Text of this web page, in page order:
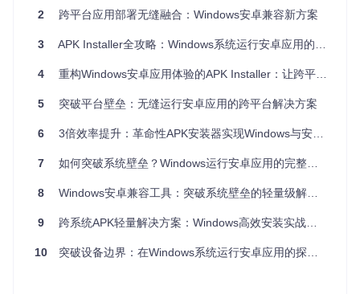
置）
架构）
传统方案中，安卓模拟器是最常用的选择，但它本质上是在Wi
ndows系统中运行一个完整的安卓操作系统，这就导致了大量
的资源消耗。即便是配置较高的电脑，运行模拟器时也常常出
现卡顿现象。而云手机服务则受限于网络状况，延迟问题难以
ndows系统中"模拟"一个完整的安卓环境。这种方式不仅资源
了完全不同的技术路径，通过直接解析APK文件结构，将安卓
模拟系统的开销。
构建轻量级安卓运行环境
2 跨平台应用部署无缝融合：Windows安卓兼容新方案
3 APK Installer全攻略：Windows系统运行安卓应用的革新方案
4 重构Windows安卓应用体验的APK Installer：让跨平台不再是技术壁垒
5 突破平台壁垒：无缝运行安卓应用的跨平台解决方案
6 3倍效率提升：革命性APK安装器实现Windows与安卓应用无缝融合
7 如何突破系统壁垒？Windows运行安卓应用的完整方案
8 Windows安卓兼容工具：突破系统壁垒的轻量级解决方案
9 跨系统APK轻量解决方案：Windows高效安装实战指南与避坑技巧
10 突破设备边界：在Windows系统运行安卓应用的探索之旅